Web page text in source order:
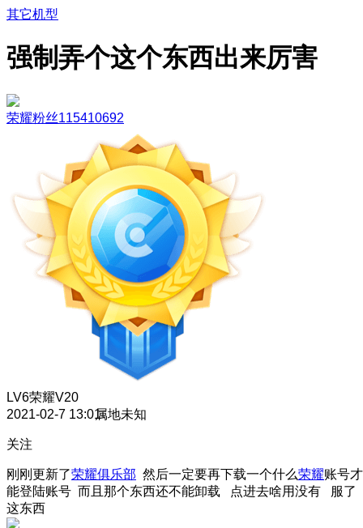
其它机型
强制弄个这个东西出来厉害
荣耀粉丝115410692
LV6荣耀V20
2021-02-7 13:01属地未知
关注
刚刚更新了荣耀俱乐部 然后一定要再下载一个什么荣耀账号才
能登陆账号 而且那个东西还不能卸载 点进去啥用没有 服了
这东西